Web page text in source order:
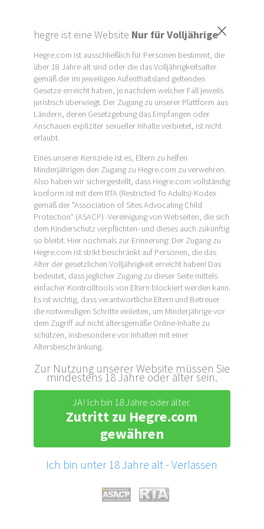
×
hegre ist eine Website Nur für Volljährige
Hegre.com ist ausschließlich für Personen bestimmt, die
über 18 Jahre alt sind oder die das Volljährigkeitsalter
gemäß der im jeweiligen Aufenthaltsland geltenden
Gesetze erreicht haben, je nachdem welcher Fall jeweils
juristisch überwiegt. Der Zugang zu unserer Plattform aus
Ländern, deren Gesetzgebung das Empfangen oder
Anschauen expliziter sexueller Inhalte verbietet, ist nicht
erlaubt.
Eines unserer Kernziele ist es, Eltern zu helfen
Minderjährigen den Zugang zu Hegre.com zu verwehren.
Also haben wir sichergestellt, dass Hegre.com vollständig
konform ist mit dem RTA (Restricted To Adults)-Kodex
gemäß der "Association of Sites Advocating Child
Protection" (ASACP) -Vereinigung von Webseiten, die sich
dem Kinderschutz verpflichten- und dieses auch zukünftig
so bleibt. Hier nochmals zur Erinnerung: Der Zugang zu
Hegre.com ist strikt beschränkt auf Personen, die das
Alter der gesetzlichen Volljährigkeit erreicht haben! Das
bedeutet, dass jeglicher Zugang zu dieser Seite mittels
einfacher Kontrolltools von Eltern blockiert werden kann.
Es ist wichtig, dass verantwortliche Eltern und Betreuer
die notwendigen Schritte einleiten, um Minderjährige vor
dem Zugriff auf nicht altersgemäße Online-Inhalte zu
schützen, insbesondere vor Inhalten mit einer
Altersbeschränkung.
Zur Nutzung unserer Website müssen Sie
mindestens 18 Jahre oder älter sein.
JA! Ich bin 18 Jahre oder älter.
Zutritt zu Hegre.com
gewähren
Ich bin unter 18 Jahre alt - Verlassen